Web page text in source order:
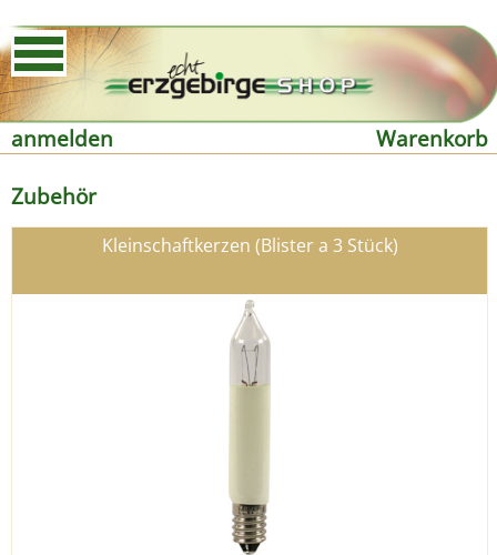
anmelden
Warenkorb
Zubehör
Kleinschaftkerzen (Blister a 3 Stück)